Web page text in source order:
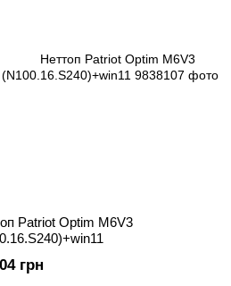
Patriot Optim M6V3
грн